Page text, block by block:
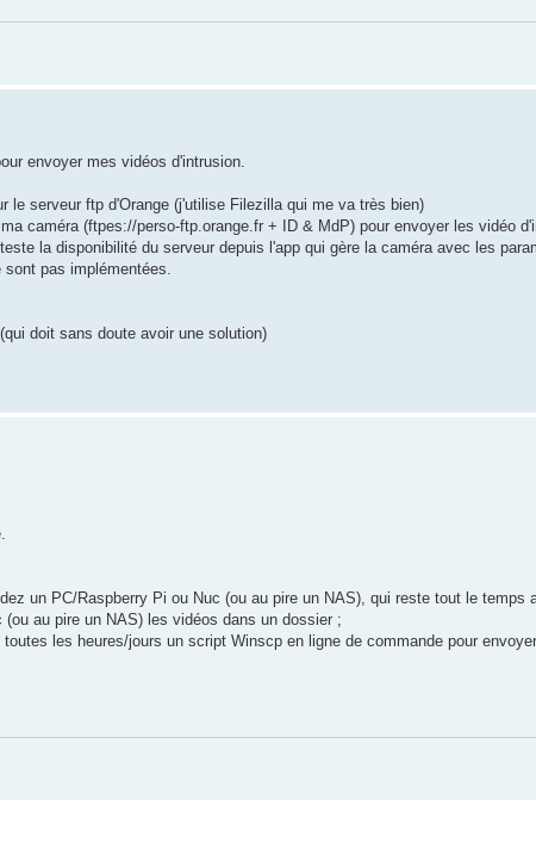
envoyer mes vidéos d'intrusion.
le serveur ftp d'Orange (j'utilise Filezilla qui me va très bien)
caméra (ftpes://perso-ftp.orange.fr + ID & MdP) pour envoyer les vidéo
la disponibilité du serveur depuis l'app qui gère la caméra avec les
pas implémentées.
doit sans doute avoir une solution)
un PC/Raspberry Pi ou Nuc (ou au pire un NAS), qui reste tout le temps
au pire un NAS) les vidéos dans un dossier ;
les heures/jours un script Winscp en ligne de commande pour